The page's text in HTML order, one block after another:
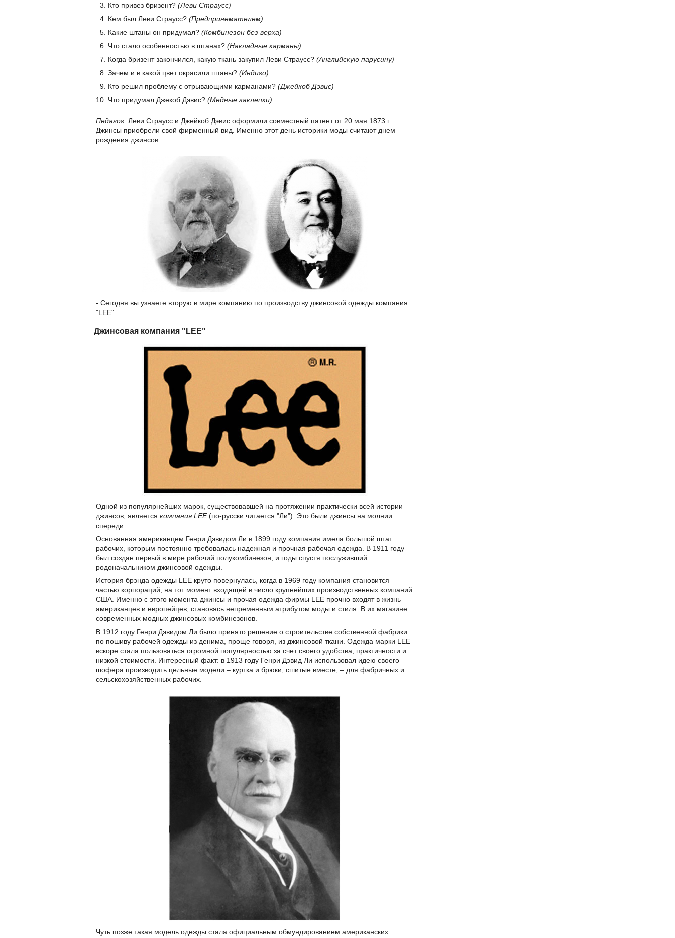
Кто привез бризент? (Леви Страусс)
Кем был Леви Страусс? (Предпринемателем)
Какие штаны он придумал? (Комбинезон без верха)
Что стало особенностью в штанах? (Накладные карманы)
Когда бризент закончился, какую ткань закупил Леви Страусс? (Английскую парусину)
Зачем и в какой цвет окрасили штаны? (Индиго)
Кто решил проблему с отрывающими карманами? (Джейкоб Дэвис)
Что придумал Джекоб Дэвис? (Медные заклепки)
Педагог: Леви Страусс и Джейкоб Дэвис оформили совместный патент от 20 мая 1873 г.
Джинсы приобрели свой фирменный вид. Именно этот день историки моды считают днем
рождения джинсов.
- Сегодня вы узнаете вторую в мире компанию по производству джинсовой одежды компания
"LEE".
Джинсовая компания "LEE"
Одной из популярнейших марок, существовавшей на протяжении практически всей истории
джинсов, является компания LEE(по-русски читается "Ли"). Это были джинсы на молнии
спереди.
Основанная американцем Генри Дэвидом Ли в 1899 году компания имела большой штат
рабочих, которым постоянно требовалась надежная и прочная рабочая одежда. В 1911 году
был создан первый в мире рабочий полукомбинезон, и годы спустя послуживший
родоначальником джинсовой одежды.
История брэнда одежды LEE круто повернулась, когда в 1969 году компания становится
частью корпораций, на тот момент входящей в число крупнейших производственных компаний
США. Именно с этого момента джинсы и прочая одежда фирмы LEE прочно входят в жизнь
американцев и европейцев, становясь непременным атрибутом моды и стиля. В их магазине
современных модных джинсовых комбинезонов.
В 1912 году Генри Дэвидом Ли было принято решение о строительстве собственной фабрики
по пошиву рабочей одежды из денима, проще говоря, из джинсовой ткани. Одежда марки LEE
вскоре стала пользоваться огромной популярностью за счет своего удобства, практичности и
низкой стоимости. Интересный факт: в 1913 году Генри Дэвид Ли использовал идею своего
шофера производить цельные модели – куртка и брюки, сшитые вместе, – для фабричных и
сельскохозяйственных рабочих.
Чуть позже такая модель одежды стала официальным обмундированием американских